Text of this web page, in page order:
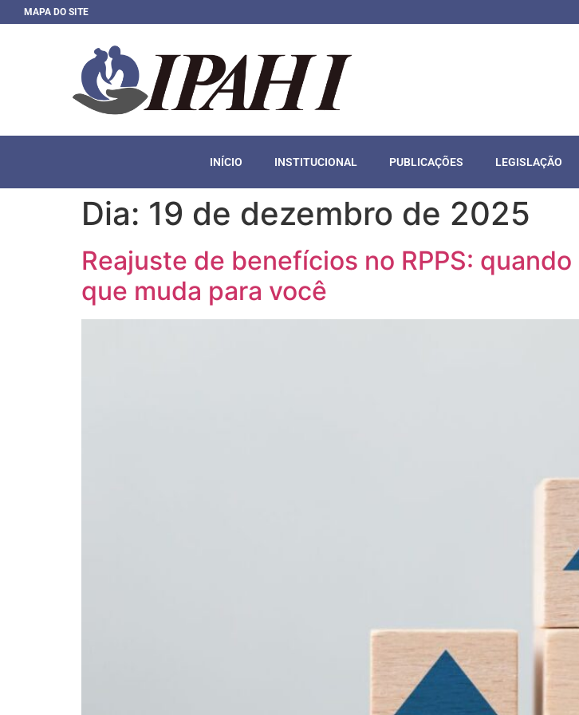
MAPA DO SITE
INÍCIO INSTITUCIONAL PUBLICAÇÕES LEGISLAÇÃO
Dia: 19 de dezembro de 2025
Reajuste de benefícios no RPPS:
que muda para você